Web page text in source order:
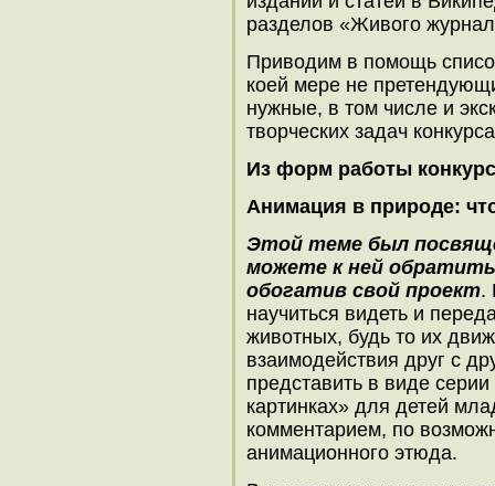
разделов «Живого
Приводим в помощь
коей мере не
нужные, в том числе и
творческих задач
Из форм работы
Анимация в природе:
Этой теме был
можете к ней
обогатив свой проект.
научиться видеть и
животных, будь то их
взаимодействия друг с
представить в виде
картинках» для детей
комментарием, по
анимационного этюда.